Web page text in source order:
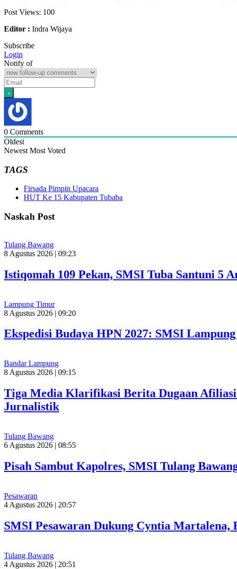
Post Views: 100
Editor : Indra Wijaya
Subscribe
Login
Notify of
0 Comments
Oldest
Newest Most Voted
TAGS
Firsada Pimpin Upacara
HUT Ke 15 Kabupaten Tubaba
Naskah Post
Tulang Bawang
8 Agustus 2026 | 09:23
Istiqomah 109 Pekan, SMSI Tuba Santuni 5
Lampung Timur
8 Agustus 2026 | 09:20
Ekspedisi Budaya HPN 2027: SMSI
Bandar Lampung
8 Agustus 2026 | 09:15
Tiga Media Klarifikasi Berita Dugaan Afiliasi
Jurnalistik
Tulang Bawang
6 Agustus 2026 | 08:55
Pisah Sambut Kapolres, SMSI Tulang
Pesawaran
4 Agustus 2026 | 20:57
SMSI Pesawaran Dukung Cyntia
Tulang Bawang
4 Agustus 2026 | 20:51